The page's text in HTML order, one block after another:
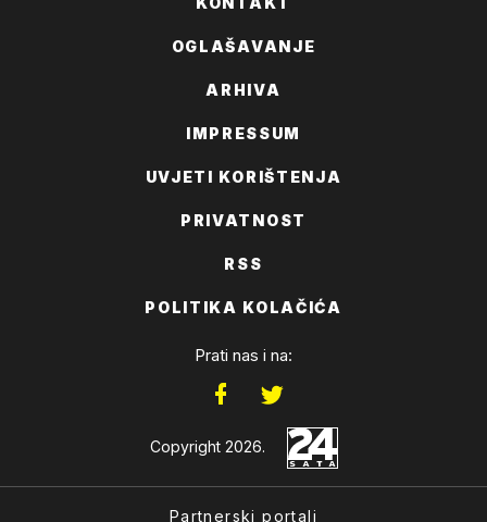
OGLAŠAVANJE
ARHIVA
IMPRESSUM
UVJETI KORIŠTENJA
PRIVATNOST
RSS
POLITIKA KOLAČIĆA
Prati nas i na:
Copyright 2026.
Partnerski portali